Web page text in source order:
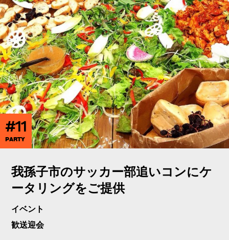
#11
PARTY
我孫子市のサッカー部追いコンにケ
ータリングをご提供
イベント
歓送迎会